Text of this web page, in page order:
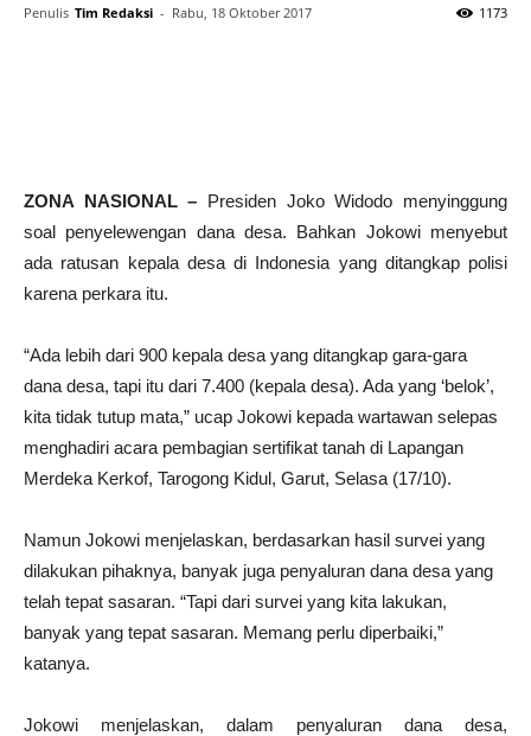
Penulis Tim Redaksi - Rabu, 18 Oktober 2017 1173
ZONA NASIONAL – Presiden Joko Widodo menyinggung
soal penyelewengan dana desa. Bahkan Jokowi menyebut
ada ratusan kepala desa di Indonesia yang ditangkap polisi
karena perkara itu.
“Ada lebih dari 900 kepala desa yang ditangkap gara-gara
dana desa, tapi itu dari 7.400 (kepala desa). Ada yang ‘belok’,
kita tidak tutup mata,” ucap Jokowi kepada wartawan selepas
menghadiri acara pembagian sertifikat tanah di Lapangan
Merdeka Kerkof, Tarogong Kidul, Garut, Selasa (17/10).
Namun Jokowi menjelaskan, berdasarkan hasil survei yang
dilakukan pihaknya, banyak juga penyaluran dana desa yang
telah tepat sasaran. “Tapi dari survei yang kita lakukan,
banyak yang tepat sasaran. Memang perlu diperbaiki,”
katanya.
Jokowi menjelaskan, dalam penyaluran dana desa,